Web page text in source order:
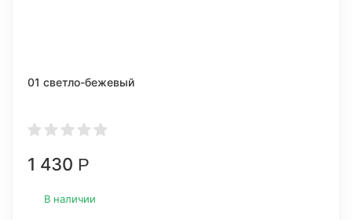
01 светло-бежевый
1 430 Р
В наличии